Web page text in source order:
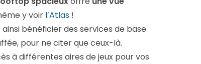
y voir l’Atlas !
bénéficier des services de base
pour ne citer que ceux-là.
à différentes aires de jeux pour vos